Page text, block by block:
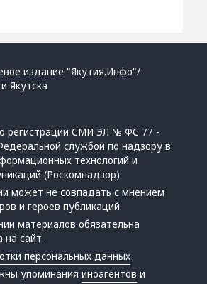
издание "Якутия.Инфо"/
Якутска
регистрации СМИ ЭЛ № ФС 77 -
службой по надзору в
технологий и
(Роскомнадзор)
может не совпадать с мнением
и героев публикаций.
материалов обязательна
на сайт.
персональных данных
упоминанияиноагентов и